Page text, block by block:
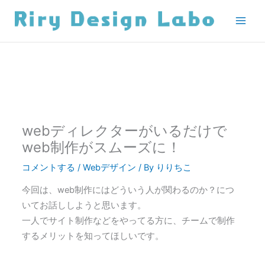
webディレクターがいるだけで
web制作がスムーズに！
コメントする /Webデザイン / By りりちこ
今回は、web制作にはどういう人が関わるのか？につ
いてお話ししようと思います。
一人でサイト制作などをやってる方に、チームで制作
するメリットを知ってほしいです。